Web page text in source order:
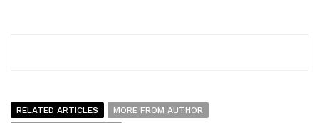
RELATED ARTICLES MORE FROM AUTHOR